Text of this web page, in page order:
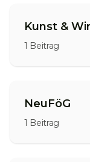
Kunst &
1 Beitrag
NeuFöG
1 Beitrag